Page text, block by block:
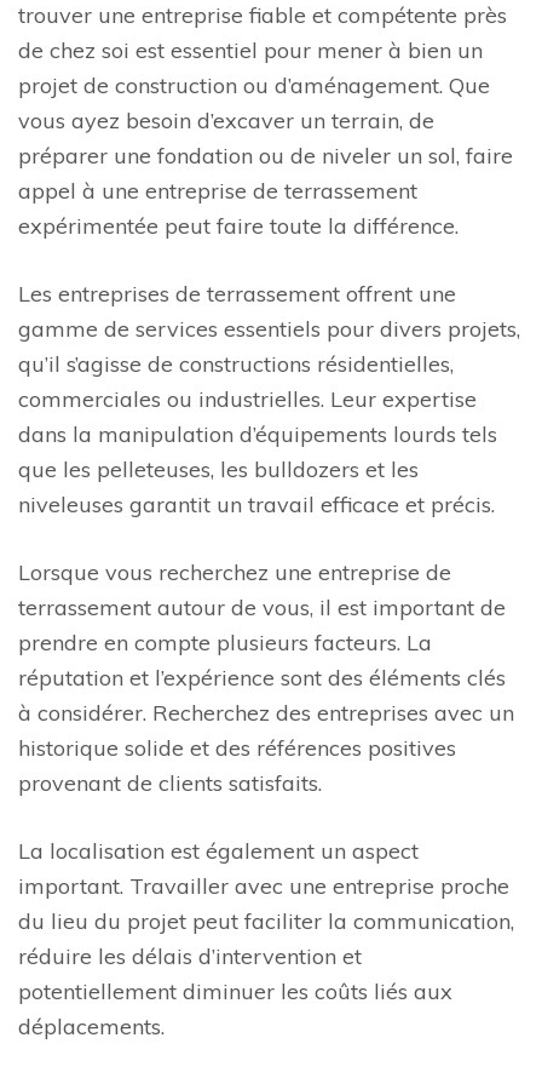
trouver une entreprise fiable et compétente près
de chez soi est essentiel pour mener à bien un
projet de construction ou d’aménagement. Que
vous ayez besoin d’excaver un terrain, de
préparer une fondation ou de niveler un sol, faire
appel à une entreprise de terrassement
expérimentée peut faire toute la différence.
Les entreprises de terrassement offrent une
gamme de services essentiels pour divers projets,
qu’il s’agisse de constructions résidentielles,
commerciales ou industrielles. Leur expertise
dans la manipulation d’équipements lourds tels
que les pelleteuses, les bulldozers et les
niveleuses garantit un travail efficace et précis.
Lorsque vous recherchez une entreprise de
terrassement autour de vous, il est important de
prendre en compte plusieurs facteurs. La
réputation et l’expérience sont des éléments clés
à considérer. Recherchez des entreprises avec un
historique solide et des références positives
provenant de clients satisfaits.
La localisation est également un aspect
important. Travailler avec une entreprise proche
du lieu du projet peut faciliter la communication,
réduire les délais d’intervention et
potentiellement diminuer les coûts liés aux
déplacements.